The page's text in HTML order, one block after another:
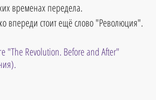
временах передела.
впереди стоит ещё слово "Революция".
"The Revolution. Before and After"